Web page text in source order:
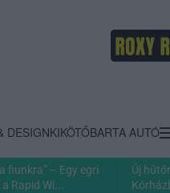
DESIGNKIKÖTŐBARTA AUTÓ
fiunkra” – Egy egri
Rapid Wi...
Új